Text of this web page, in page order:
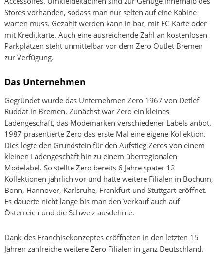
Stores vorhanden, sodass man nur selten auf eine Kabine
warten muss. Gezahlt werden kann in bar, mit EC-Karte oder
mit Kreditkarte. Auch eine ausreichende Zahl an kostenlosen
Parkplätzen steht unmittelbar vor dem Zero Outlet Bremen
zur Verfügung.
Das Unternehmen
Gegründet wurde das Unternehmen Zero 1967 von Detlef
Ruddat in Bremen. Zunächst war Zero ein kleines
Ladengeschäft, das Modemarken verschiedener Labels anbot.
1987 präsentierte Zero das erste Mal eine eigene Kollektion.
Dies legte den Grundstein für den Aufstieg Zeros von einem
kleinen Ladengeschäft hin zu einem überregionalen
Modelabel. So stellte Zero bereits 6 Jahre später 12
Kollektionen jährlich vor und hatte weitere Filialen in Bochum,
Bonn, Hannover, Karlsruhe, Frankfurt und Stuttgart eröffnet.
Es dauerte nicht lange bis man den Verkauf auch auf
Österreich und die Schweiz ausdehnte.
Dank des Franchisekonzeptes eröffneten in den letzten 15
Jahren zahlreiche weitere Zero Filialen in ganz Deutschland.